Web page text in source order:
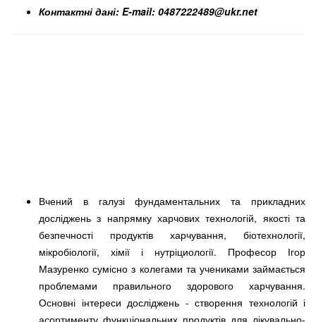
Контактні дані: E-mail: 0487222489@ukr.net
Вчений в галузі фундаментальних та прикладних
досліджень з напрямку харчових технологій, якості та
безпечності продуктів харчування, біотехнології,
мікробіології, хімії і нутріциології. Професор Ігор
Мазуренко сумісно з колегами та учениками займається
проблемами правильного здорового харчування.
Основні інтереси досліджень - створення технологій і